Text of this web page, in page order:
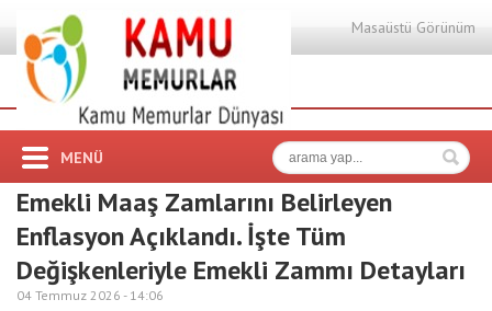
Masaüstü Görünüm
MENÜ
Emekli Maaş Zamlarını Belirleyen
Enflasyon Açıklandı. İşte Tüm
Değişkenleriyle Emekli Zammı Detayları
04 Temmuz 2026 - 14:06